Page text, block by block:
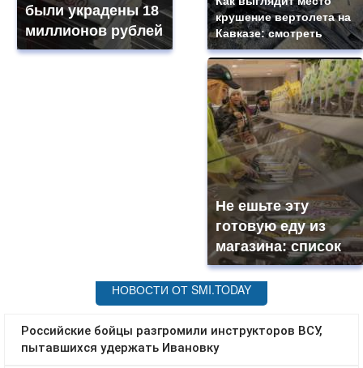
были украдены 18
миллионов рублей
крушение вертолета на
Кавказе: смотреть
Не ешьте эту
готовую еду из
магазина: список